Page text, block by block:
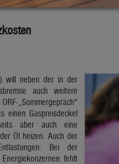
will neben der in der
auch weitere
„Sommergepräch“
einen Gaspreisdeckel
aber auch eine
Öl heizen. Auch der
Bei der
fehlt